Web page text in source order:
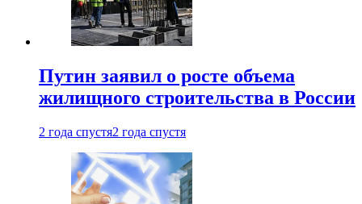
Путин заявил о росте объема
жилищного строительства в России
2 года спустя2 года спустя